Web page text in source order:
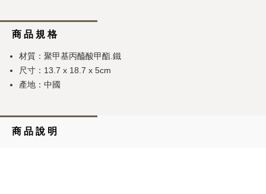
商 品 規 格
材質：聚甲基丙醯酸甲酯.鐵
尺寸：13.7 x 18.7 x 5cm
產地：中國
商 品 說 明